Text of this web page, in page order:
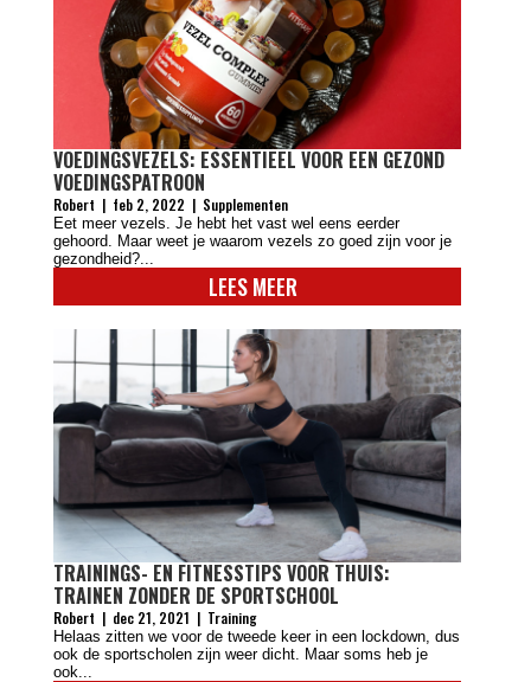
VOEDINGSVEZELS: ESSENTIEEL VOOR EEN GEZOND
VOEDINGSPATROON
Robert | feb 2, 2022 | Supplementen
Eet meer vezels. Je hebt het vast wel eens eerder
gehoord. Maar weet je waarom vezels zo goed zijn voor je
gezondheid?...
LEES MEER
TRAININGS- EN FITNESSTIPS VOOR THUIS:
TRAINEN ZONDER DE SPORTSCHOOL
Robert | dec 21, 2021 | Training
Helaas zitten we voor de tweede keer in een lockdown, dus
ook de sportscholen zijn weer dicht. Maar soms heb je
ook...